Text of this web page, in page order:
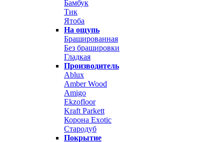
Бамбук
Тик
Ятоба
На ощупь
Брашированная
Без брашировки
Гладкая
Производитель
Ablux
Amber Wood
Amigo
Ekzofloor
Kraft Parkett
Корона Exotic
Стародуб
Покрытие